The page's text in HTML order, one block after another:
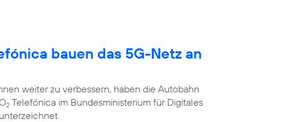
bauen das 5G-Netz an
weiter zu verbessern, haben die Autobahn
2 Telefónica im Bundesministerium für Digitales